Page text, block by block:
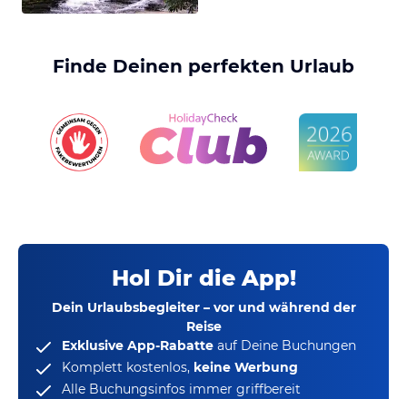
Finde Deinen perfekten Urlaub
Hol Dir die App!
Dein Urlaubsbegleiter – vor und während der
Reise
Exklusive App-Rabatte auf Deine Buchungen
Komplett kostenlos, keine Werbung
Alle Buchungsinfos immer griffbereit